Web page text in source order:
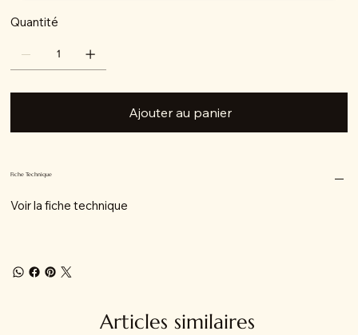
Quantité
Ajouter au panier
Fiche Technique
Voir la fiche technique
Articles similaires